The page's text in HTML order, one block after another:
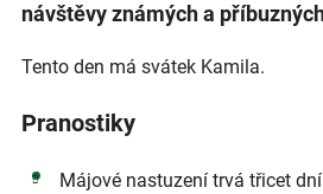
návštěvy známých a
Tento den má svátek Kamila.
Pranostiky
Májové nastuzení trvá třicet